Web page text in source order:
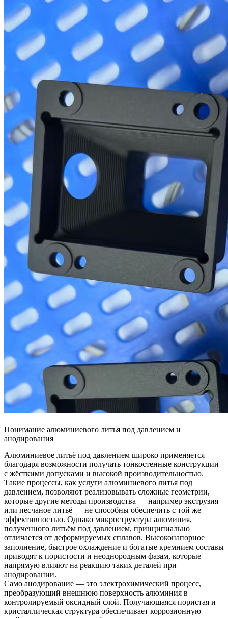
Понимание алюминиевого литья под давлением и
анодирования
Алюминиевое литьё под давлением широко применяется
благодаря возможности получать тонкостенные конструкции
с жёсткими допусками и высокой производительностью.
Такие процессы, как услуги алюминиевого литья под
давлением, позволяют реализовывать сложные геометрии,
которые другие методы производства — например экструзия
или песчаное литьё — не способны обеспечить с той же
эффективностью. Однако микроструктура алюминия,
полученного литьём под давлением, принципиально
отличается от деформируемых сплавов. Высоконапорное
заполнение, быстрое охлаждение и богатые кремнием составы
приводят к пористости и неоднородным фазам, которые
напрямую влияют на реакцию таких деталей при
анодировании.
Само анодирование — это электрохимический процесс,
преобразующий внешнюю поверхность алюминия в
контролируемый оксидный слой. Получающаяся пористая и
кристаллическая структура обеспечивает коррозионную